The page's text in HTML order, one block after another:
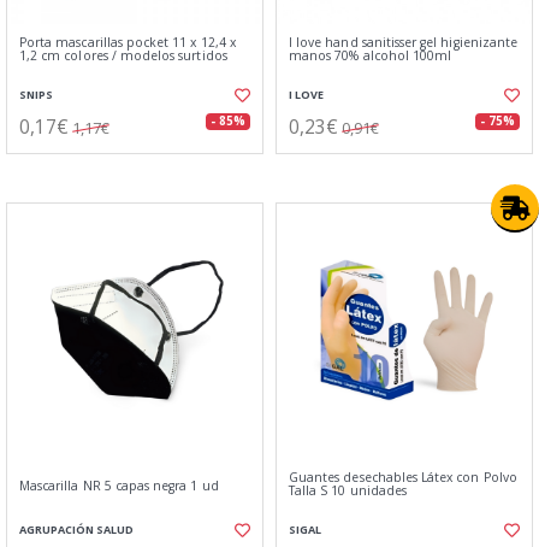
Porta mascarillas pocket 11 x 12,4 x
1,2 cm colores / modelos surtidos
SNIPS
0,17€ 1,17€ - 85%
I love hand sanitisser gel higienizante
manos 70% alcohol 100ml
I LOVE
0,23€ 0,91€ - 75%
Mascarilla NR 5 capas negra 1 ud
AGRUPACIÓN SALUD
Guantes desechables Látex con Polvo
Talla S 10 unidades
SIGAL